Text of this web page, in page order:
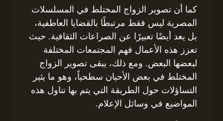
كما أن تصوير الزواج المختلط في المسلسلات
المصرية ليس فقط مرتبطًا بالقضايا العاطفية،
بل يعد أيضًا تعبيرًا عن الصراعات الثقافية. حيث
تعزز هذه الأعمال فهم المجتمعات المختلفة
لبعضها البعض. ومع ذلك، يبقى تصوير الزواج
المختلط في بعض الأحيان سطحياً، وهو ما يثير
التساؤلات حول الطريقة التي يتم بها تناول هذه
المواضيع في وسائل الإعلام.